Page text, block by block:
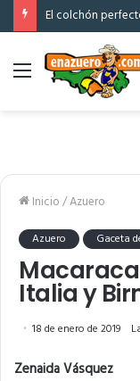
El colchón
Menú
Inicio/Azuero
Azuero Gaceta
Italia y
18 de enero de 2019
Zenaida Vásquez